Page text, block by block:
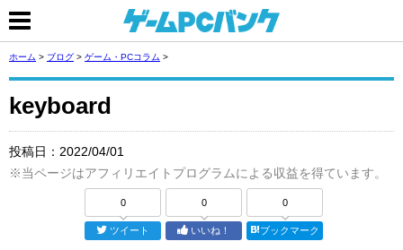
ホーム > ブログ > ゲーム・PCコラム >
keyboard
投稿日： 2022/04/01
※当ページはアフィリエイトプログラムによる収益を得ています。
0
ツイート
0
いいね！
0
ブックマーク